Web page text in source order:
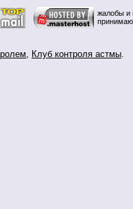
жалобы и
, Клуб контроля астмы.